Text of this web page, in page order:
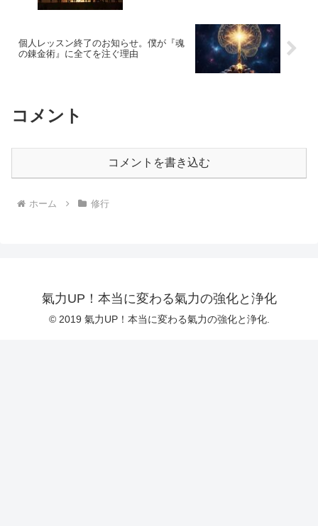
個人レッスン終了のお知らせ。僕が『魂
の錬金術』に全てを注ぐ理由
コメント
コメントを書き込む
ホーム 修行
氣力UP！本当に変わる氣力の強化と浄化
© 2019 氣力UP！本当に変わる氣力の強化と浄化.